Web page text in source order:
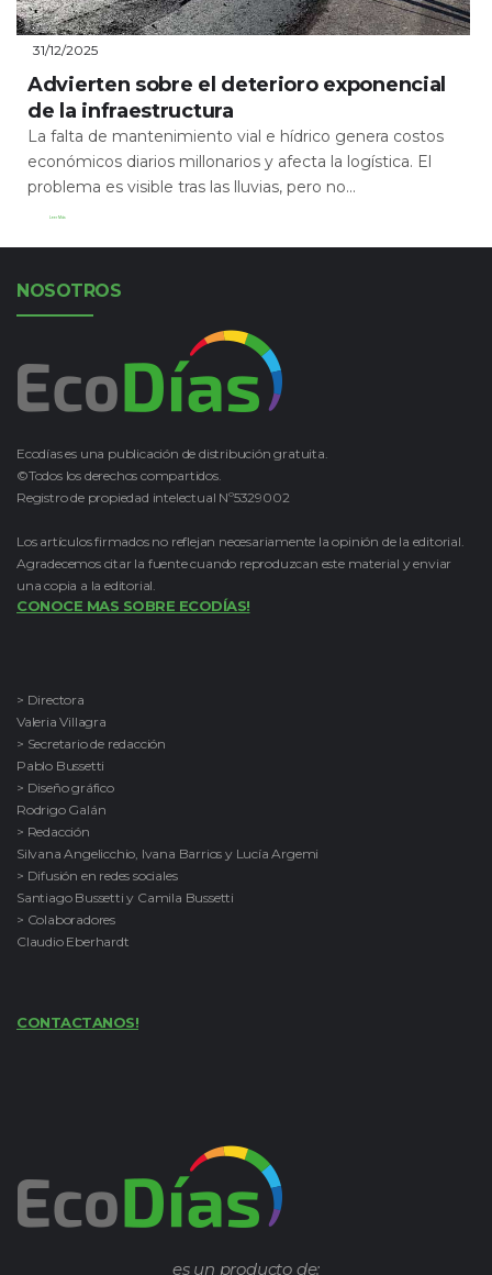
31/12/2025
Advierten sobre el deterioro exponencial
de la infraestructura
La falta de mantenimiento vial e hídrico genera costos
económicos diarios millonarios y afecta la logística. El
problema es visible tras las lluvias, pero no...
Leer Más
NOSOTROS
Ecodías es una publicación de distribución gratuita.
©Todos los derechos compartidos.
Registro de propiedad intelectual Nº5329002
Los artículos firmados no reflejan necesariamente la opinión de la editorial.
Agradecemos citar la fuente cuando reproduzcan este material y enviar
una copia a la editorial.
CONOCE MAS SOBRE ECODÍAS!
> Directora
Valeria Villagra
> Secretario de redacción
Pablo Bussetti
> Diseño gráfico
Rodrigo Galán
> Redacción
Silvana Angelicchio, Ivana Barrios y Lucía Argemi
> Difusión en redes sociales
Santiago Bussetti y Camila Bussetti
> Colaboradores
Claudio Eberhardt
CONTACTANOS!
es un producto de: